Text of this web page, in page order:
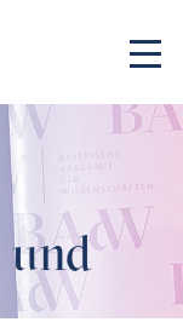
und